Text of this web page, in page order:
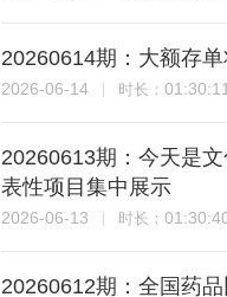
20260614期：大额存
2026-06-14 时长： 01:30:11
20260613期：今天是
表性项目集中展示
2026-06-13 时长：
20260612期：全国药